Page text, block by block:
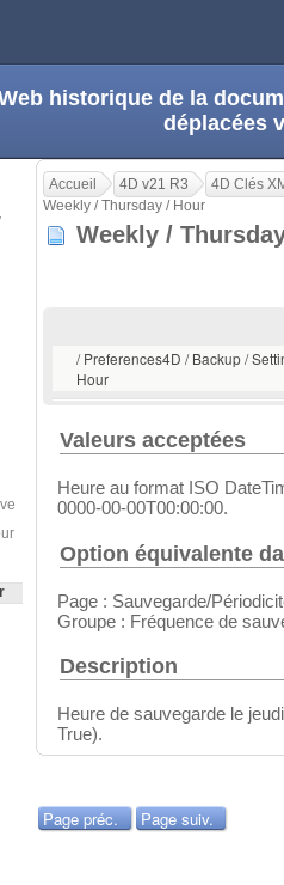
historique de la
déplacées
Accueil 4D v21 R3
4D Clés
Weekly / Thursday / Hour
Weekly /
/ Preferences4D / Backup /
Hour
Valeurs acceptées
Heure au format ISO
0000-00-00T00:00:00.
Option équivalente
Page : Sauvegarde/
Groupe : Fréquence de
Description
Heure de sauvegarde le
True).
Page préc. Page suiv.